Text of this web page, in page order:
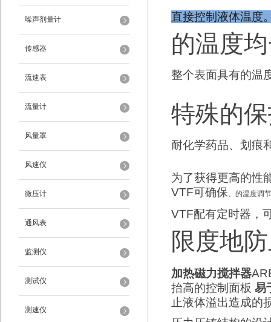
噪声剂量计
传感器
流速表
流量计
风量罩
风速仪
微压计
通风表
监测仪
测试仪
测速仪
直接控制液体温度
的温度
整个表面具有的温
特殊的
耐化学药品、划痕
为了获得更高的性
VTF可确保、的温度调
VTF配有定时器，
限度地
加热磁力搅拌器
抬高的控制面板 易
止液体溢出造成的